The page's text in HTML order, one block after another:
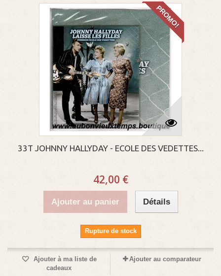
PROMO!
33T JOHNNY HALLYDAY - ECOLE DES VEDETTES...
42,00 €
Ajouter au panier Détails
Rupture de stock
Ajouter à ma liste de
cadeaux
Ajouter au comparateur